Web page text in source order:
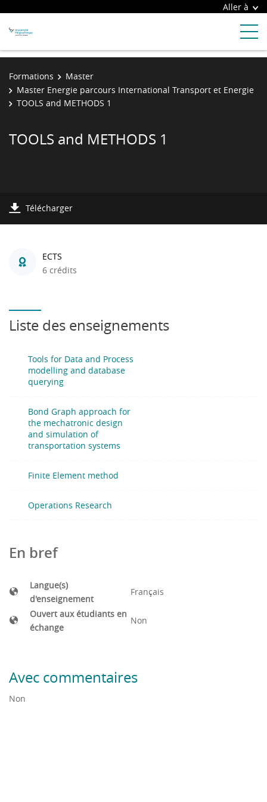
Aller à
Formations
Master
Master Energie parcours International Transport et Energie
TOOLS and METHODS 1
TOOLS and METHODS 1
Télécharger
ECTS
6 crédits
Liste des enseignements
Tools for Data and Process
modelling and database
querying
Bond Graph approach for
the mechatronic design
and simulation of
transportation systems
Finite Element method
Operations Research
En bref
Langue(s)
d'enseignement
Français
Ouvert aux étudiants en
échange
Non
Avec commentaires
Non